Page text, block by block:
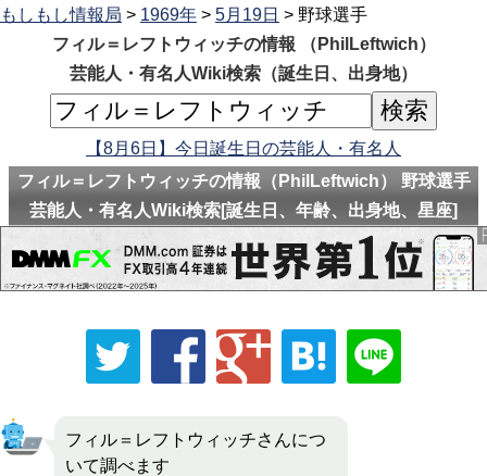
もしもし情報局 > 1969年 > 5月19日 > 野球選手
フィル＝レフトウィッチの情報 （PhilLeftwich）
芸能人・有名人Wiki検索（誕生日、出身地）
【8月6日】今日誕生日の芸能人・有名人
フィル＝レフトウィッチの情報（PhilLeftwich） 野球選手
芸能人・有名人Wiki検索[誕生日、年齢、出身地、星座]
フィル＝レフトウィッチさんにつ
いて調べます